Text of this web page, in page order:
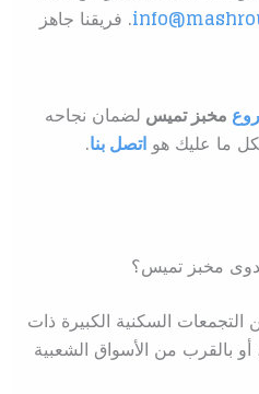
.فريقنا جاهز
مخبز تميس لضمان نجاحه
ما عليك هو اتصل بنا.
مخبز تميس؟
التجمعات السكنية الكبيرة ذات
بالقرب من الأسواق الشعبية